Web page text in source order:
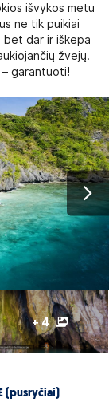
išvykos metu
ne tik puikiai
bet dar ir iškepa
žvejų.
garantuoti!
+ 4
(pusryčiai)